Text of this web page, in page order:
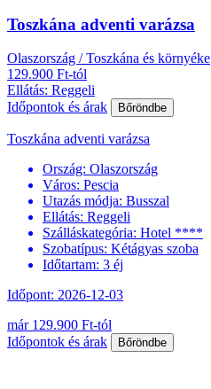
Toszkána adventi varázsa
Olaszország / Toszkána és környéke
129.900 Ft-tól
Ellátás: Reggeli
Időpontok és árak
Bőröndbe
Toszkána adventi varázsa
Ország: Olaszország
Város: Pescia
Utazás módja: Busszal
Ellátás: Reggeli
Szálláskategória: Hotel ****
Szobatípus: Kétágyas szoba
Időtartam: 3 éj
Időpont: 2026-12-03
már 129.900 Ft-tól
Időpontok és árak
Bőröndbe